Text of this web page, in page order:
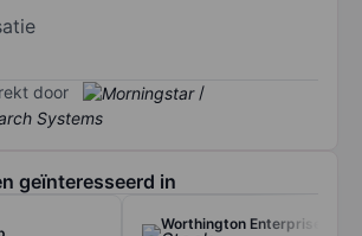
door /
geïnteresseerd in
Worthington Enterprises